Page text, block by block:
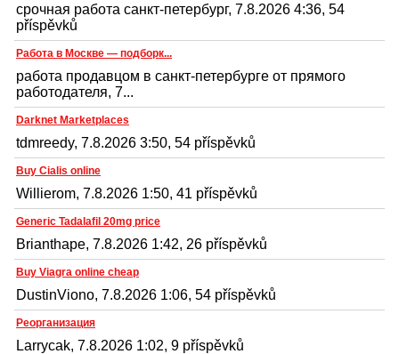
срочная работа санкт-петербург, 7.8.2026 4:36, 54
příspěvků
Работа в Москве — подборк...
работа продавцом в санкт-петербурге от прямого
работодателя, 7...
Darknet Marketplaces
tdmreedy, 7.8.2026 3:50, 54 příspěvků
Buy Cialis online
Willierom, 7.8.2026 1:50, 41 příspěvků
Generic Tadalafil 20mg price
Brianthape, 7.8.2026 1:42, 26 příspěvků
Buy Viagra online cheap
DustinViono, 7.8.2026 1:06, 54 příspěvků
Реорганизация
Larrycak, 7.8.2026 1:02, 9 příspěvků